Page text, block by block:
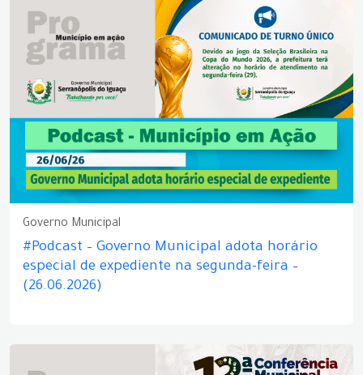
Governo Municipal
#Podcast – Governo Municipal adota horário
especial de expediente na segunda-feira –
(26.06.2026)